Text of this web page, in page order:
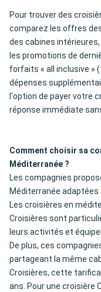
Pour trouver des
comparez les offres
des cabines
les promotions de
forfaits « all inclusive »
dépenses
l'option de payer votre
réponse immédiate
Comment choisir sa
Méditerranée ?
Les compagnies
Méditerranée
Les croisières en
Croisières sont
leurs activités et
De plus, ces
partageant la même
Croisières, cette
ans. Pour une croisière